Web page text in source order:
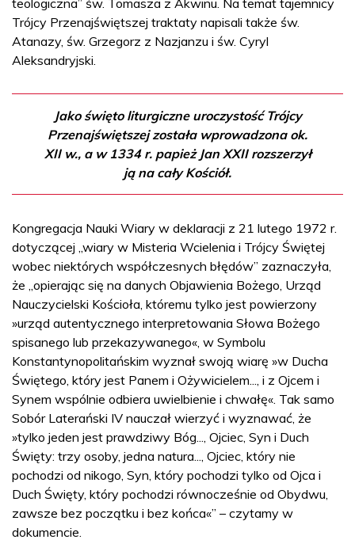
teologiczna” św. Tomasza z Akwinu. Na temat tajemnicy
Trójcy Przenajświętszej traktaty napisali także św.
Atanazy, św. Grzegorz z Nazjanzu i św. Cyryl
Aleksandryjski.
Jako święto liturgiczne uroczystość Trójcy
Przenajświętszej została wprowadzona ok.
XII w., a w 1334 r. papież Jan XXII rozszerzył
ją na cały Kościół.
Kongregacja Nauki Wiary w deklaracji z 21 lutego 1972 r.
dotyczącej „wiary w Misteria Wcielenia i Trójcy Świętej
wobec niektórych współczesnych błędów” zaznaczyła,
że „opierając się na danych Objawienia Bożego, Urząd
Nauczycielski Kościoła, któremu tylko jest powierzony
»urząd autentycznego interpretowania Słowa Bożego
spisanego lub przekazywanego«, w Symbolu
Konstantynopolitańskim wyznał swoją wiarę »w Ducha
Świętego, który jest Panem i Ożywicielem..., i z Ojcem i
Synem wspólnie odbiera uwielbienie i chwałę«. Tak samo
Sobór Laterański IV nauczał wierzyć i wyznawać, że
»tylko jeden jest prawdziwy Bóg..., Ojciec, Syn i Duch
Święty: trzy osoby, jedna natura..., Ojciec, który nie
pochodzi od nikogo, Syn, który pochodzi tylko od Ojca i
Duch Święty, który pochodzi równocześnie od Obydwu,
zawsze bez początku i bez końca«” – czytamy w
dokumencie.